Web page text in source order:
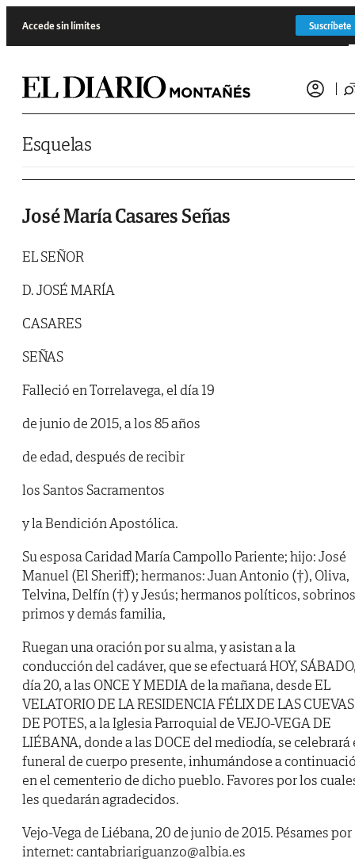
Accede sin límites Suscríbete
Esquelas
José María Casares Señas
EL SEÑOR
D. JOSÉ MARÍA
CASARES
SEÑAS
Falleció en Torrelavega, el día 19
de junio de 2015, a los 85 años
de edad, después de recibir
los Santos Sacramentos
y la Bendición Apostólica.
Su esposa Caridad María Campollo Pariente; hijo: José
Manuel (El Sheriff); hermanos: Juan Antonio (†), Oliva,
Telvina, Delfín (†) y Jesús; hermanos políticos,
primos y demás familia,
Ruegan una oración por su alma, y asistan a la
conducción del cadáver, que se efectuará HOY,
día 20, a las ONCE Y MEDIA de la mañana, desde EL
VELATORIO DE LA RESIDENCIA FÉLIX DE LAS
DE POTES, a la Iglesia Parroquial de VEJO-VEGA DE
LIÉBANA, donde a las DOCE del mediodía, se celebrará
funeral de cuerpo presente, inhumándose a
en el cementerio de dicho pueblo. Favores por los
les quedarán agradecidos.
Vejo-Vega de Liébana, 20 de junio de 2015. Pésames por
internet: cantabriariguanzo@albia.es